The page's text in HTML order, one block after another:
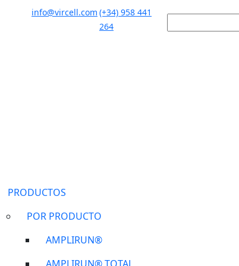
info@vircell.com (+34) 958 441
264
PRODUCTOS
POR PRODUCTO
AMPLIRUN®